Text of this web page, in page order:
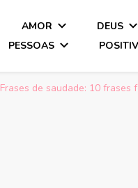
AMOR DEUS
PESSOAS
Frases de saudade: 10 frases